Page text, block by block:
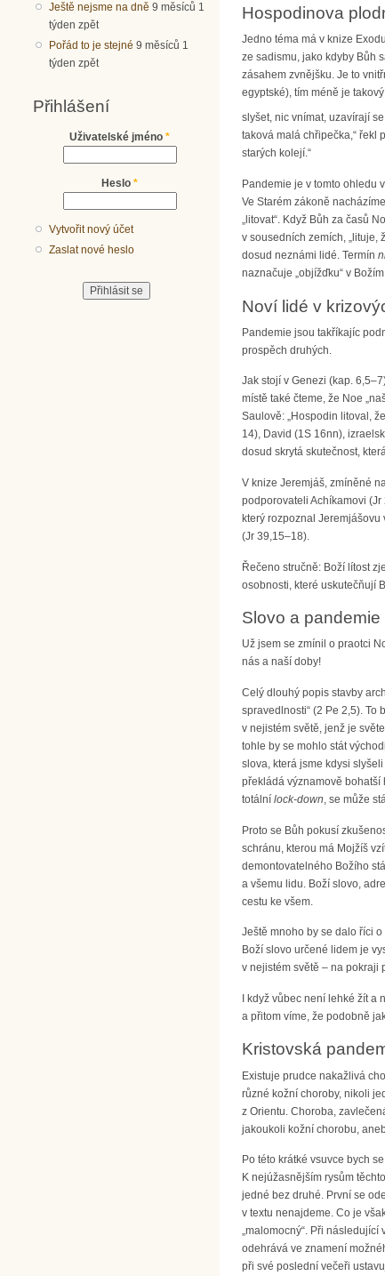
Ještě nejsme na dně 9 měsíců 1
týden zpět
Pořád to je stejné 9 měsíců 1
týden zpět
Přihlášení
Uživatelské jméno *
Heslo *
Vytvořit nový účet
Zaslat nové heslo
Hospodinova
Jedno téma má v knize
ze sadismu, jako kdyby Bůh
zásahem zvnějšku. Je to
egyptské), tím méně je
slyšet, nic vnímat, uzavírají
taková malá chřipečka,“ řekl
starých kolejí.“
Pandemie je v tomto ohledu
Ve Starém zákoně
„litovat“. Když Bůh za časů
v sousedních zemích, „lituje,
dosud neznámi lidé. Termín
naznačuje „objížďku“ v
Noví lidé v
Pandemie jsou takříkajíc
prospěch druhých.
Jak stojí v Genezi (kap.
místě také čteme, že Noe
Saulově: „Hospodin litoval,
14), David (1S 16nn),
dosud skrytá skutečnost,
V knize Jeremjáš, zmíněné
podporovateli Achíkamovi
který rozpoznal
(Jr 39,15–18).
Řečeno stručně: Boží lítost
osobnosti, které uskutečňují
Slovo a pandemie
Už jsem se zmínil o praotci
nás a naší doby!
Celý dlouhý popis stavby
spravedlnosti“ (2 Pe 2,5). To
v nejistém světě, jenž je
tohle by se mohlo stát
slova, která jsme kdysi
překládá významově bohatší
totální lock-down, se může
Proto se Bůh pokusí
schránu, kterou má Mojžíš
demontovatelného Božího
a všemu lidu. Boží slovo,
cestu ke všem.
Ještě mnoho by se dalo říci
Boží slovo určené lidem je
v nejistém světě – na pokraji
I když vůbec není lehké žít a
a přitom víme, že podobně
Kristovská
Existuje prudce nakažlivá
různé kožní choroby, nikoli
z Orientu. Choroba,
jakoukoli kožní chorobu,
Po této krátké vsuvce bych
K nejúžasnějším rysům
jedné bez druhé. První se
v textu nenajdeme. Co je
„malomocný“. Při
odehrává ve znamení
při své poslední večeři